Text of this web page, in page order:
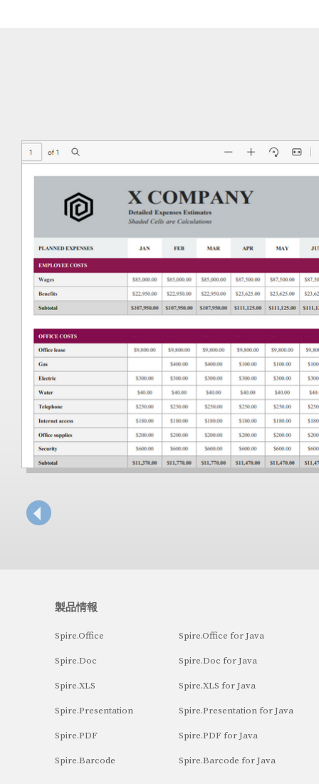
る場合、ファ
に変換すること
製品情報
Spire.Office
Spire.Doc
Spire.XLS
Spire.Presentation
Spire.PDF
Spire.Barcode
Spire.Office for Java
Spire.Doc for Java
Spire.XLS for Java
Spire.Presentation for Java
Spire.PDF for Java
Spire.Barcode for Java